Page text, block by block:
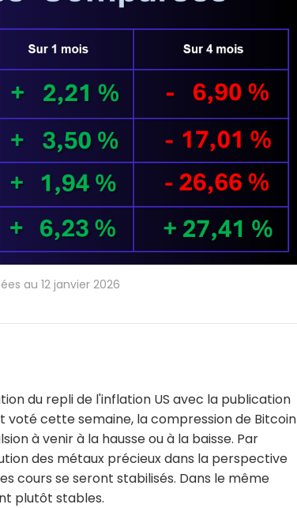
au 12 janvier 2026
du repli de l'inflation US avec la publication
voté cette semaine, la compression de Bitcoin
à venir à la hausse ou à la baisse. Par
des métaux précieux dans la perspective
cours se seront stabilisés. Dans le même
plutôt stables.